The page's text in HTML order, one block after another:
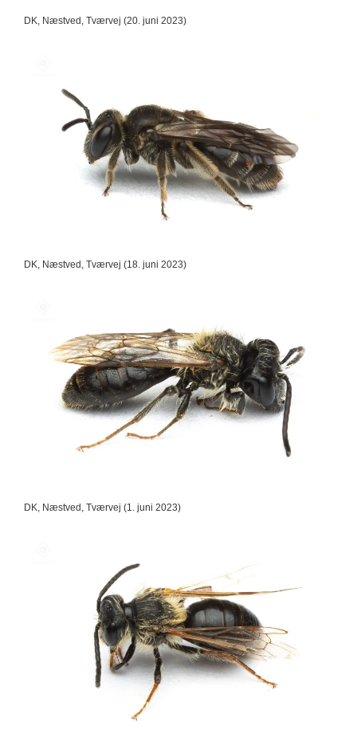
DK, Næstved, Tværvej (20. juni 2023)
DK, Næstved, Tværvej (18. juni 2023)
DK, Næstved, Tværvej (1. juni 2023)